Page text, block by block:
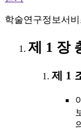
학술연구정보서
제 1 장
제 1